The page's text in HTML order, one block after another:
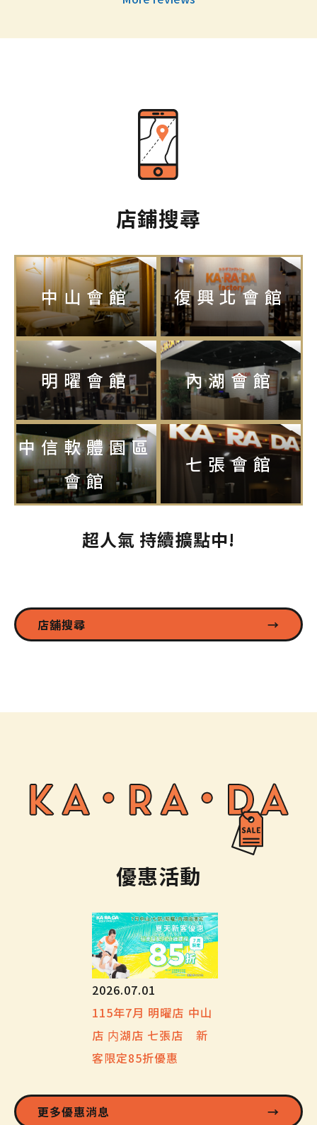
店鋪搜尋
中山會館 復興北會館
明曜會館 內湖會館
中信軟體園區
會館
七張會館
超人氣 持續擴點中!
店舖搜尋 →
優惠活動
2026.07.01
115年7月 明曜店 中山
店 内湖店 七張店 新
客限定85折優惠
更多優惠消息 →